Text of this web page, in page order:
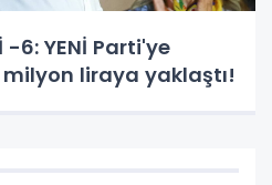
-6: YENİ Parti'ye
milyon liraya yaklaştı!